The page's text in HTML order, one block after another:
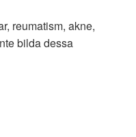
reumatism, akne,
bilda dessa